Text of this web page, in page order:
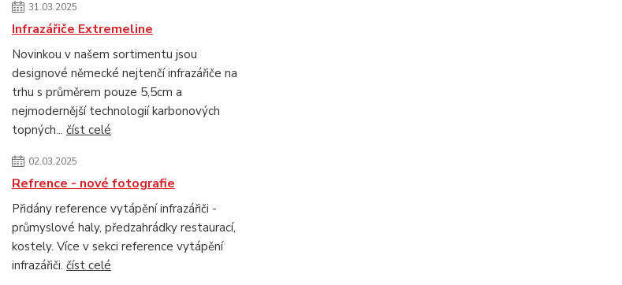
31.03.2025
Infrazářiče Extremeline
Novinkou v našem sortimentu jsou
designové německé nejtenčí infrazářiče na
trhu s průměrem pouze 5,5cm a
nejmodernější technologií karbonových
topných... číst celé
02.03.2025
Refrence - nové fotografie
Přidány reference vytápění infrazářiči -
průmyslové haly, předzahrádky restaurací,
kostely. Více v sekci reference vytápění
infrazářiči. číst celé